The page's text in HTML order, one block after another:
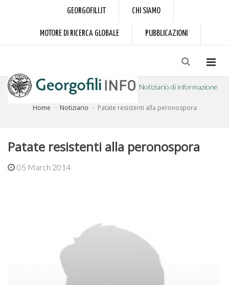
GEORGOFILI.IT CHI SIAMO
MOTORE DI RICERCA GLOBALE PUBBLICAZIONI
Notiziario di informazione
Home Notiziario Patate resistenti alla peronospora
Patate resistenti alla peronospora
05 March 2014